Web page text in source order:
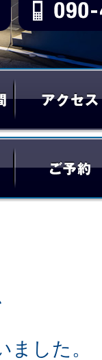
した。